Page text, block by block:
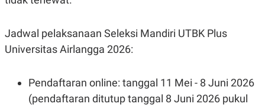
Jadwal pelaksanaan Seleksi Mandiri UTBK Plus
Universitas Airlangga 2026:
Pendaftaran online: tanggal 11 Mei - 8 Juni 2026
(pendaftaran ditutup tanggal 8 Juni 2026 pukul